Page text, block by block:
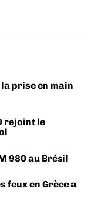
la prise en main
rejoint le
980 au Brésil
feux en Grèce a